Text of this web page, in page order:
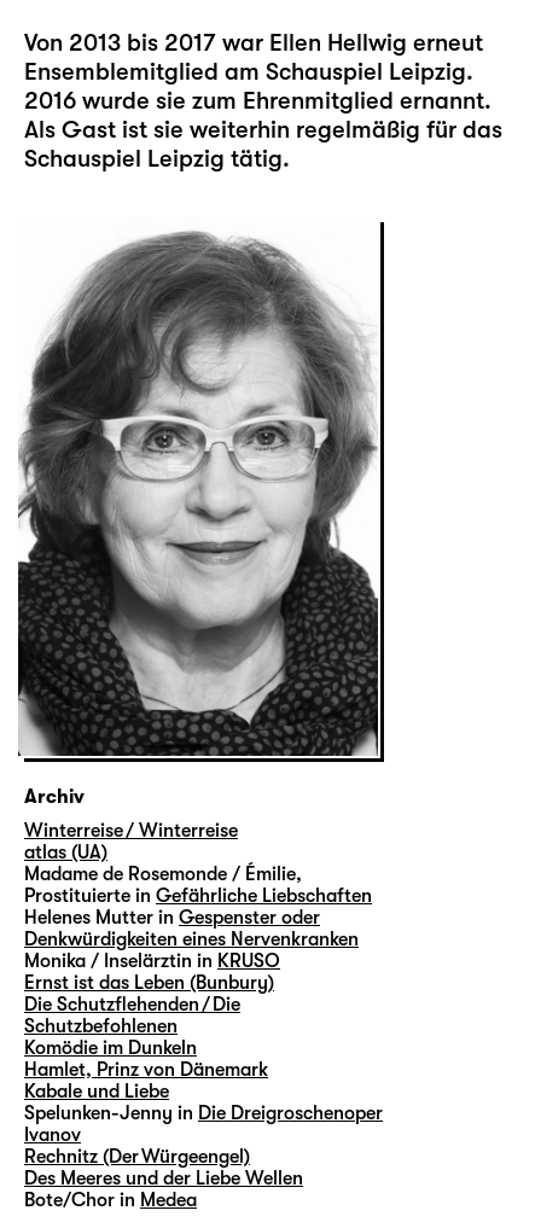
Von 2013 bis 2017 war Ellen Hellwig erneut
Ensemblemitglied am Schauspiel Leipzig.
2016 wurde sie zum Ehrenmitglied ernannt.
Als Gast ist sie weiterhin regelmäßig für das
Schauspiel Leipzig tätig.
Archiv
Winterreise / Winterreise
atlas (UA)
Madame de Rosemonde / Émilie,
Prostituierte in Gefährliche Liebschaften
Helenes Mutter in Gespenster oder
Denkwürdigkeiten eines Nervenkranken
Monika / Inselärztin in KRUSO
Ernst ist das Leben (Bunbury)
Die Schutzflehenden / Die
Schutzbefohlenen
Komödie im Dunkeln
Hamlet, Prinz von Dänemark
Kabale und Liebe
Spelunken-Jenny in Die Dreigroschenoper
Ivanov
Rechnitz (Der Würgeengel)
Des Meeres und der Liebe Wellen
Bote/Chor in Medea